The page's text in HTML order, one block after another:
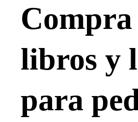
libros y
para